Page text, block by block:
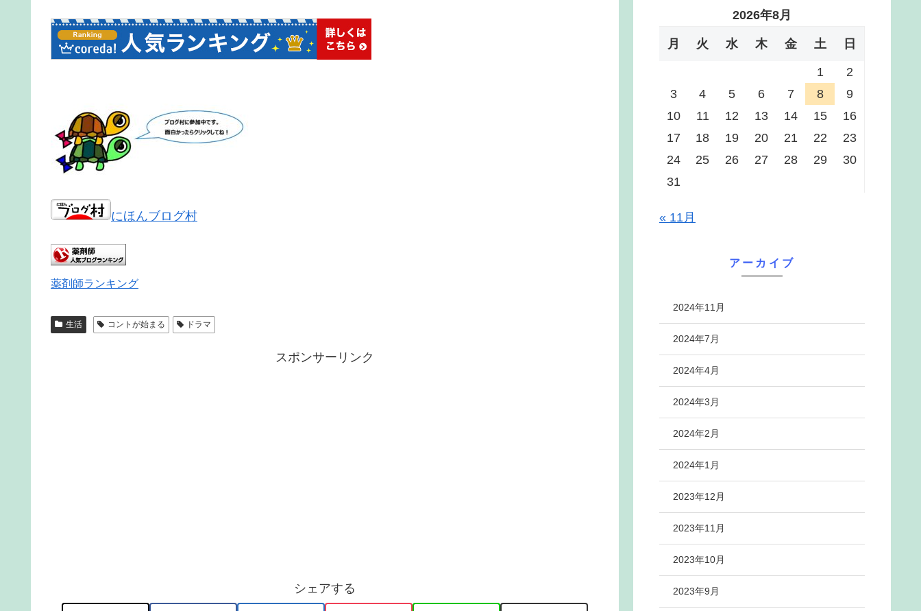
にほんブログ村
薬剤師ランキング
生活 コントが始まる ドラマ
スポンサーリンク
シェアする
2026年8月
月 火 水 木 金 土 日
1
2
3
4 5 6 7 8
9
10
11 12 13 14 15
16
17
18 19 20 21 22
23
24
25 26 27 28 29
30
31
« 11月
アーカイブ
2024年11月
2024年7月
2024年4月
2024年3月
2024年2月
2024年1月
2023年12月
2023年11月
2023年10月
2023年9月